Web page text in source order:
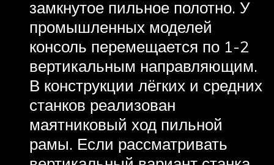
замкнутое пильное полотно. У
промышленных моделей
консоль перемещается по 1-2
вертикальным направляющим.
В конструкции лёгких и средних
станков реализован
маятниковый ход пильной
рамы. Если рассматривать